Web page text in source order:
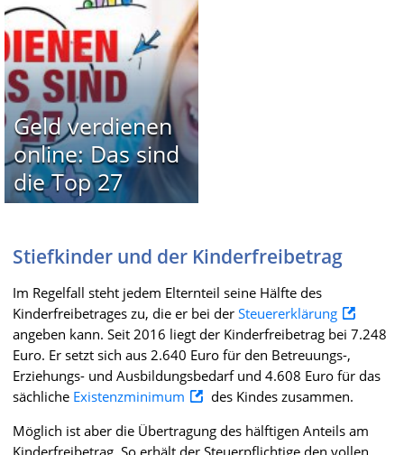
Geld verdienen
online: Das sind
die Top 27
Stiefkinder und der Kinderfreibetrag
Im Regelfall steht jedem Elternteil seine Hälfte des
Kinderfreibetrages zu, die er bei der Steuererklärung
angeben kann. Seit 2016 liegt der Kinderfreibetrag bei 7.248
Euro. Er setzt sich aus 2.640 Euro für den Betreuungs-,
Erziehungs- und Ausbildungsbedarf und 4.608 Euro für das
sächliche Existenzminimum
des Kindes zusammen.
Möglich ist aber die Übertragung des hälftigen Anteils am
Kinderfreibetrag. So erhält der Steuerpflichtige den vollen